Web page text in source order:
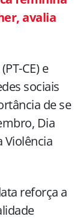
avalia
CE) e
sociais
de se
Dia
Violência
reforça a